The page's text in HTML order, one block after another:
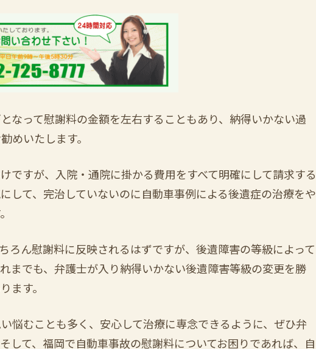
なって慰謝料の金額を左右することもあり、納得いかない過
めいたします。
ですが、入院・通院に掛かる費用をすべて明確にして請求する
して、完治していないのに自動車事例による後遺症の治療をや
ろん慰謝料に反映されるはずですが、後遺障害の等級によって
までも、弁護士が入り納得いかない後遺障害等級の変更を勝
ます。
悩むことも多く、安心して治療に専念できるように、ぜひ弁
して、福岡で自動車事故の慰謝料についてお困りであれば、自